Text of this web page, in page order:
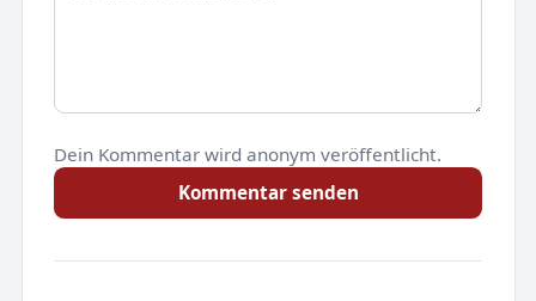
Dein Kommentar wird anonym veröffentlicht.
Kommentar senden